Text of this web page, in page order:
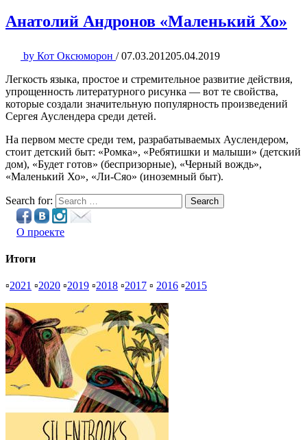
Анатолий Андронов «Маленький Хо»
by Кот Оксюморон / 07.03.201205.04.2019
Легкость языка, простое и стремительное развитие действия,
упрощенность литературного рисунка — вот те свойства,
которые создали значительную популярность произведений
Сергея Ауслендера среди детей.
На первом месте среди тем, разрабатываемых Ауслендером,
стоит детский быт: «Ромка», «Ребятишки и малыши» (детский
дом), «Будет готов» (беспризорные), «Черный вождь»,
«Маленький Хо», «Ли-Сяо» (иноземный быт).
Search for: Search
О проекте
Итоги
▫2021 ▫2020 ▫2019 ▫2018 ▫2017 ▫ 2016 ▫2015